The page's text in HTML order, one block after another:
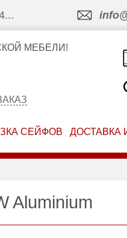
МЕБЕЛИ!
СЕЙФОВ ДОСТАВКА
Aluminium